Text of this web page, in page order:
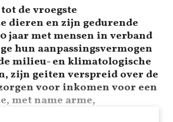
de vroegste
dieren en zijn gedurende
jaar met mensen in verband
hun aanpassingsvermogen
milieu- en klimatologische
zijn geiten verspreid over de
voor inkomen voor een
met name arme,